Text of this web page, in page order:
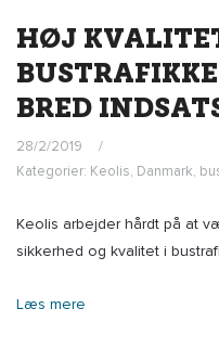
HØJ
BRED
28/2/2019
Kategorier: Keolis, Danmark,
Keolis arbejder hårdt på at
sikkerhed og kvalitet i
Læs mere